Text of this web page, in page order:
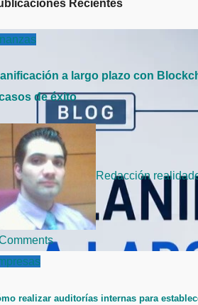
Recientes
a largo plazo con
de éxito
Redacción
realizar auditorías internas para